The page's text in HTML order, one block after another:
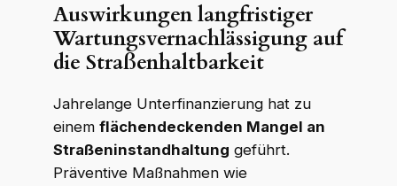
Auswirkungen langfristiger
Wartungsvernachlässigung auf
die Straßenhaltbarkeit
Jahrelange Unterfinanzierung hat zu
einem flächendeckenden Mangel an
Straßeninstandhaltung geführt.
Präventive Maßnahmen wie